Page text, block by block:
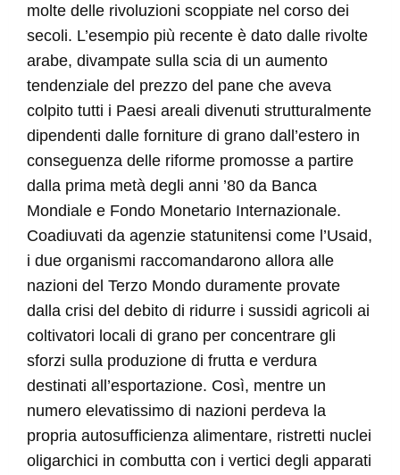
molte delle rivoluzioni scoppiate nel corso dei
secoli. L’esempio più recente è dato dalle rivolte
arabe, divampate sulla scia di un aumento
tendenziale del prezzo del pane che aveva
colpito tutti i Paesi areali divenuti strutturalmente
dipendenti dalle forniture di grano dall’estero in
conseguenza delle riforme promosse a partire
dalla prima metà degli anni ’80 da Banca
Mondiale e Fondo Monetario Internazionale.
Coadiuvati da agenzie statunitensi come l’Usaid,
i due organismi raccomandarono allora alle
nazioni del Terzo Mondo duramente provate
dalla crisi del debito di ridurre i sussidi agricoli ai
coltivatori locali di grano per concentrare gli
sforzi sulla produzione di frutta e verdura
destinati all’esportazione. Così, mentre un
numero elevatissimo di nazioni perdeva la
propria autosufficienza alimentare, ristretti nuclei
oligarchici in combutta con i vertici degli apparati